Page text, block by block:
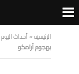
الرئيسية»أحداث اليوم
بهجوم أرامكو